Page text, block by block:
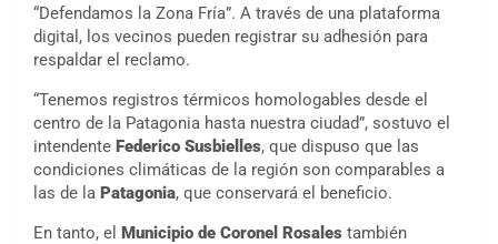
“Defendamos la Zona Fría”. A través de una plataforma
digital, los vecinos pueden registrar su adhesión para
respaldar el reclamo.
“Tenemos registros térmicos homologables desde el
centro de la Patagonia hasta nuestra ciudad”, sostuvo el
intendente Federico Susbielles, que dispuso que las
condiciones climáticas de la región son comparables a
las de la Patagonia, que conservará el beneficio.
En tanto, el Municipio de Coronel Rosales también